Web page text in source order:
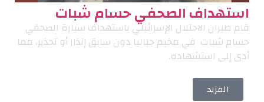
استهداف الصحفي حسام شبات
قام طيران الاحتلال الإسرائيلي باستهداف سيارة الصحفي
حسام شبات في مخيم جباليا دون سابق إنذار أو تحذير، مما
أدى إلى استشهاده.
المزيد